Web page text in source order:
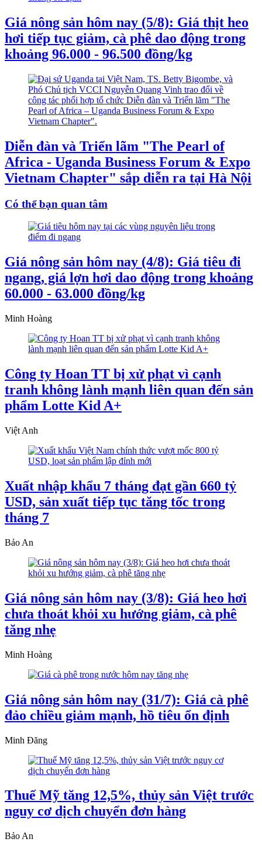
Giá nông sản hôm nay (5/8): Giá thịt heo
hơi tiếp tục giảm, cà phê dao động trong
khoảng 96.000 - 96.500 đồng/kg
Diễn đàn và Triển lãm "The Pearl of
Africa - Uganda Business Forum & Expo
Vietnam Chapter" sắp diễn ra tại Hà Nội
Có thể bạn quan tâm
Giá nông sản hôm nay (4/8): Giá tiêu đi
ngang, giá lợn hơi dao động trong khoảng
60.000 - 63.000 đồng/kg
Minh Hoàng
Công ty Hoan TT bị xử phạt vì cạnh
tranh không lành mạnh liên quan đến sản
phẩm Lotte Kid A+
Việt Anh
Xuất nhập khẩu 7 tháng đạt gần 660 tỷ
USD, sản xuất tiếp tục tăng tốc trong
tháng 7
Bảo An
Giá nông sản hôm nay (3/8): Giá heo hơi
chưa thoát khỏi xu hướng giảm, cà phê
tăng nhẹ
Minh Hoàng
Giá nông sản hôm nay (31/7): Giá cà phê
đảo chiều giảm mạnh, hồ tiêu ổn định
Minh Đăng
Thuế Mỹ tăng 12,5%, thủy sản Việt trước
nguy cơ dịch chuyển đơn hàng
Bảo An